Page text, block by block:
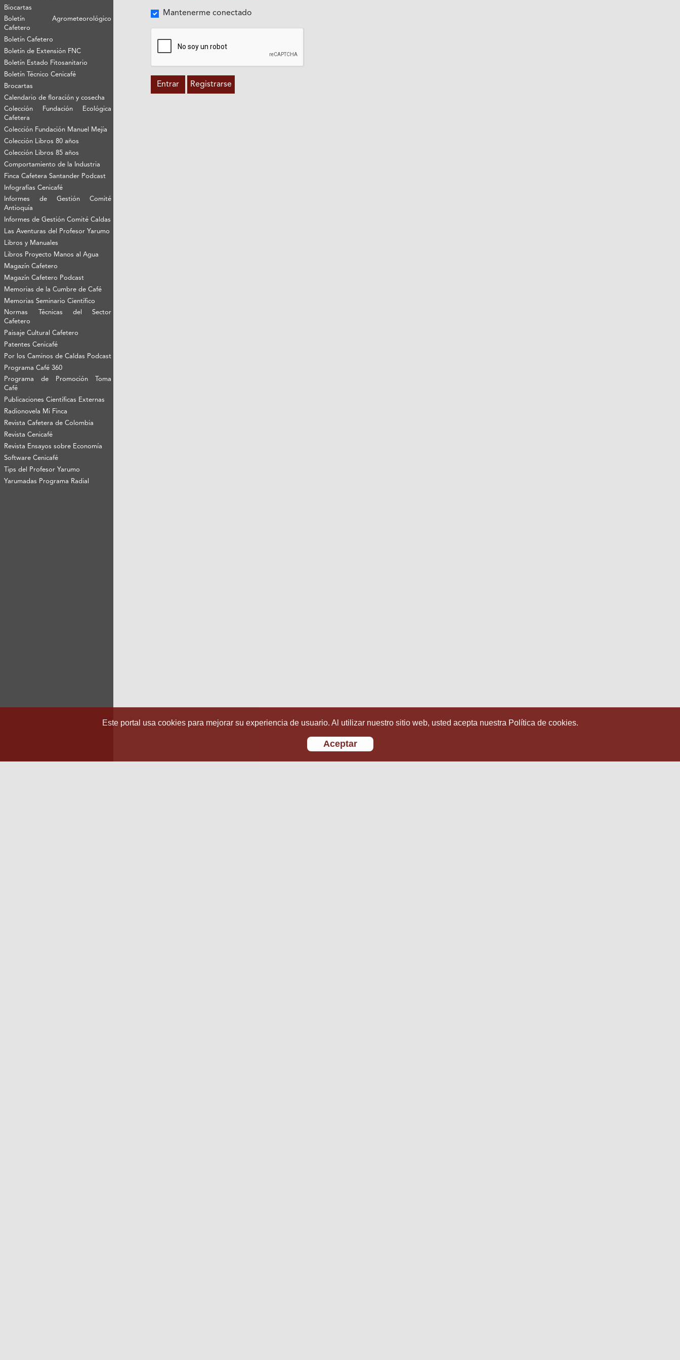
Biocartas
Boletín Agrometeorológico
Cafetero
Boletín Cafetero
Boletín de Extensión FNC
Boletín Estado Fitosanitario
Boletín Técnico Cenicafé
Brocartas
Calendario de floración y cosecha
Colección Fundación Ecológica
Cafetera
Colección Fundación Manuel Mejía
Colección Libros 80 años
Colección Libros 85 años
Comportamiento de la Industria
Finca Cafetera Santander Podcast
Infografías Cenicafé
Informes de Gestión Comité
Antioquía
Informes de Gestión Comité Caldas
Las Aventuras del Profesor Yarumo
Libros y Manuales
Libros Proyecto Manos al Agua
Magazín Cafetero
Magazín Cafetero Podcast
Memorias de la Cumbre de Café
Memorias Seminario Científico
Normas Técnicas del Sector
Cafetero
Paisaje Cultural Cafetero
Patentes Cenicafé
Por los Caminos de Caldas Podcast
Programa Café 360
Programa de Promoción Toma
Café
Publicaciones Científicas Externas
Radionovela Mi Finca
Revista Cafetera de Colombia
Revista Cenicafé
Revista Ensayos sobre Economía
Software Cenicafé
Tips del Profesor Yarumo
Yarumadas Programa Radial
Mantenerme conectado
Entrar Registrarse
Este portal usa cookies para mejorar su experiencia de usuario. Al utilizar nuestro sitio web, usted acepta nuestra Política de cookies.
Aceptar